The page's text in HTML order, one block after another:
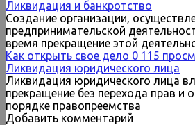
Ликвидация и банкротство
Создание организации,
предпринимательской
время прекращение этой
Как открыть свое дело 0 115
Ликвидация юридического лица
Ликвидация юридического лица
прекращение без перехода прав и
порядке правопреемства
Добавить комментарий